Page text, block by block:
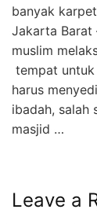
banyak
Jakarta Barat
muslim
tempat
harus
ibadah, salah
masjid …
Leave a